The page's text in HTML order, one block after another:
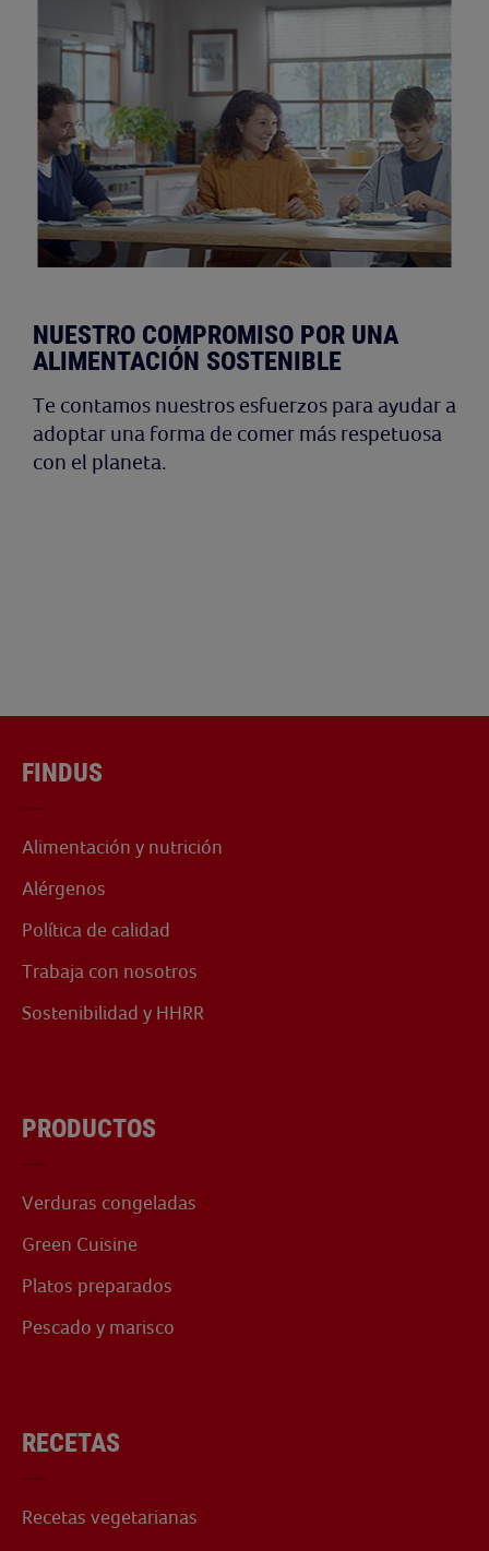
NUESTRO COMPROMISO POR UNA
ALIMENTACIÓN SOSTENIBLE
Te contamos nuestros esfuerzos para ayudar a
adoptar una forma de comer más respetuosa
con el planeta.
FINDUS
Alimentación y nutrición
Alérgenos
Política de calidad
Trabaja con nosotros
Sostenibilidad y HHRR
PRODUCTOS
Verduras congeladas
Green Cuisine
Platos preparados
Pescado y marisco
RECETAS
Recetas vegetarianas